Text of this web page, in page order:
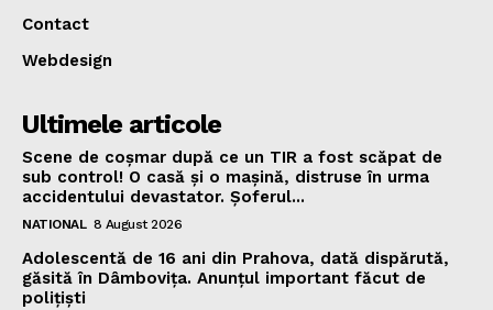
Contact
Webdesign
Ultimele articole
Scene de coșmar după ce un TIR a fost scăpat de
sub control! O casă și o mașină, distruse în urma
accidentului devastator. Șoferul...
NATIONAL 8 August 2026
Adolescentă de 16 ani din Prahova, dată dispărută,
găsită în Dâmbovița. Anunțul important făcut de
polițiști